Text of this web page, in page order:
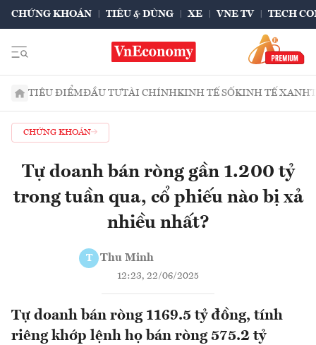
CHỨNG KHOÁN TIÊU & DÙNG XE VNE TV TECH
TIÊU ĐIỂMĐẦU TƯTÀI CHÍNHKINH TẾ SỐKINH TẾ XANH
CHỨNG KHOÁN
Tự doanh bán ròng gần 1.200 tỷ
trong tuần qua, cổ phiếu nào bị xả
nhiều nhất?
T Thu Minh
12:23, 22/06/2025
Tự doanh bán ròng 1169.5 tỷ đồng, tính
riêng khớp lệnh họ bán ròng 575.2 tỷ